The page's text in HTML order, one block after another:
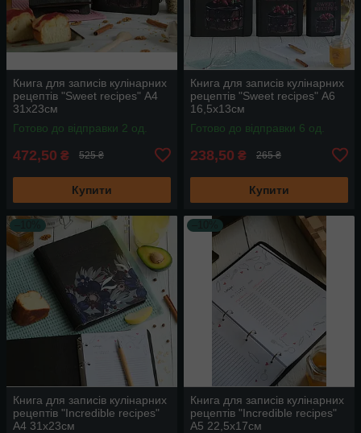
Книга для записів кулінарних
рецептів "Sweet recipes" А4
31х23см
Готово до відправки 2 од.
472,50 ₴ 525 ₴
Купити
Книга для записів кулінарних
рецептів "Sweet recipes" А6
16,5х13см
Готово до відправки 6 од.
238,50 ₴ 265 ₴
Купити
Книга для записів кулінарних
рецептів "Incredible recipes"
А4 31х23см
Книга для записів кулінарних
рецептів "Incredible recipes"
А5 22,5х17см